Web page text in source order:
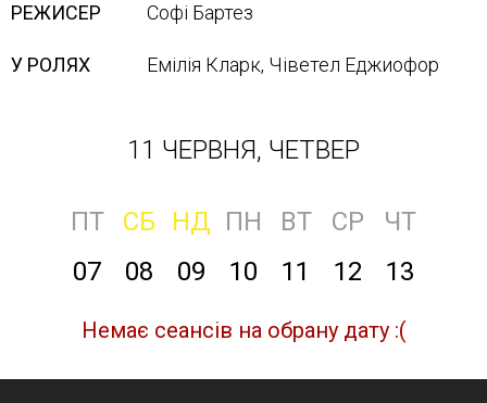
РЕЖИСЕР Софі Бартез
У РОЛЯХ Емілія Кларк, Чіветел Еджиофор
11 ЧЕРВНЯ, ЧЕТВЕР
ПТ СБ НД ПН ВТ СР
ЧТ
07
08 09 10 11 12 13
Немає сеансів на обрану дату :(